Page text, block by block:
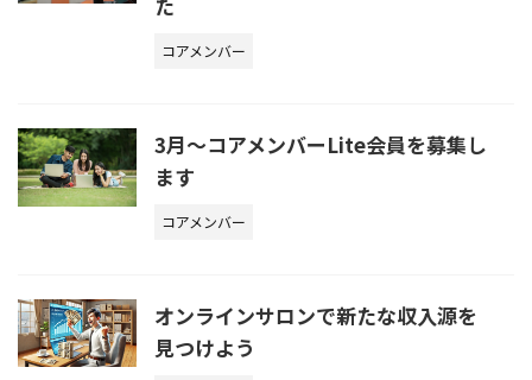
コアメンバー
3月〜コアメンバーLite会員を募集し
ます
コアメンバー
オンラインサロンで新たな収入源を
見つけよう